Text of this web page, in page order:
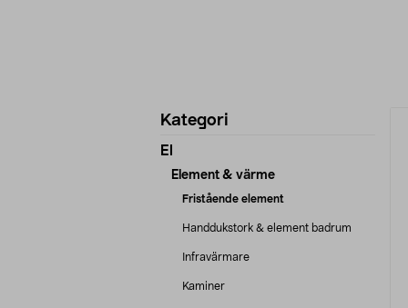
Förfina
produkter
Kategori
El
Element & värme
Fristående element
Handdukstork & element badrum
Infravärmare
Kaminer